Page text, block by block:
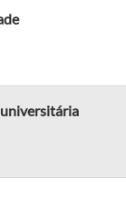
universitária